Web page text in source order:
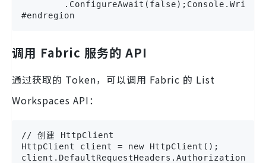
#endregion
调用 Fabric 服务的 API
通过获取的 Token，可以调用 Fabric 的 List
Workspaces API：
// 创建 HttpClient
HttpClient client = new HttpClient();
client.DefaultRequestHeaders.Authorization =